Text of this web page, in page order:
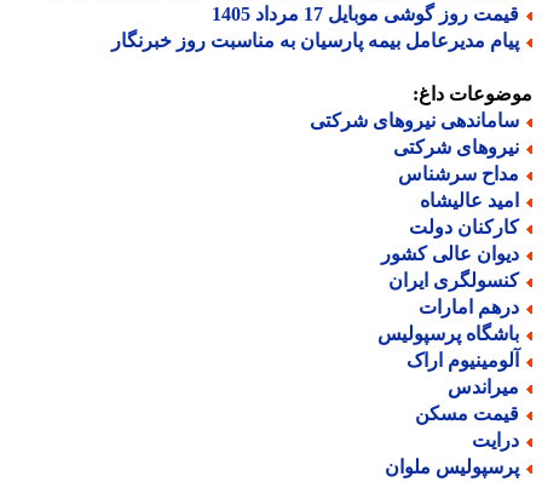
روز گوشی موبایل 17 مرداد 1405
مدیرعامل بیمه پارسیان به مناسبت روز خبرنگار
داغ:
نیروهای شرکتی
شرکتی
سرشناس
عالیشاه
دولت
عالی کشور
ایران
امارات
پرسپولیس
اراک
مسکن
ملوان